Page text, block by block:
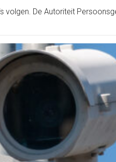
De Autoriteit